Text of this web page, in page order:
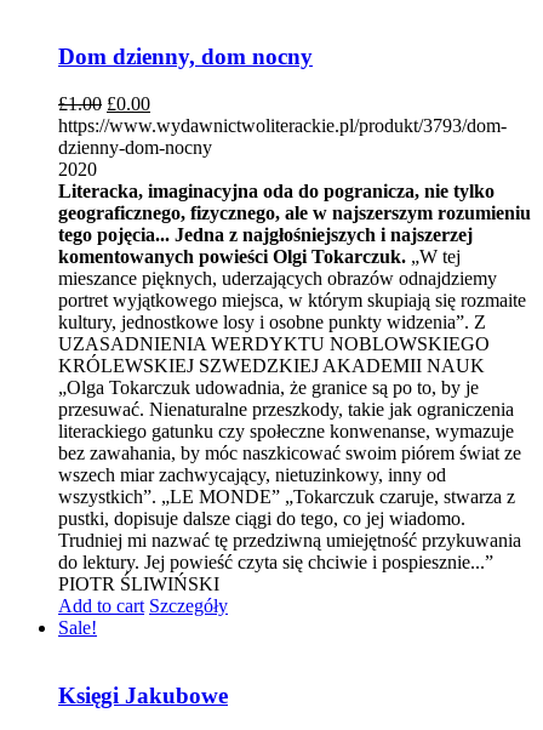
Dom dzienny, dom nocny
£1.00 £0.00
https://www.wydawnictwoliterackie.pl/produkt/3793/dom-
dzienny-dom-nocny
2020
Literacka, imaginacyjna oda do pogranicza, nie tylko
geograficznego, fizycznego, ale w najszerszym rozumieniu
tego pojęcia... Jedna z najgłośniejszych i najszerzej
komentowanych powieści Olgi Tokarczuk. „W tej
mieszance pięknych, uderzających obrazów odnajdziemy
portret wyjątkowego miejsca, w którym skupiają się rozmaite
kultury, jednostkowe losy i osobne punkty widzenia”. Z
UZASADNIENIA WERDYKTU NOBLOWSKIEGO
KRÓLEWSKIEJ SZWEDZKIEJ AKADEMII NAUK
„Olga Tokarczuk udowadnia, że granice są po to, by je
przesuwać. Nienaturalne przeszkody, takie jak ograniczenia
literackiego gatunku czy społeczne konwenanse, wymazuje
bez zawahania, by móc naszkicować swoim piórem świat ze
wszech miar zachwycający, nietuzinkowy, inny od
wszystkich”. „LE MONDE” „Tokarczuk czaruje, stwarza z
pustki, dopisuje dalsze ciągi do tego, co jej wiadomo.
Trudniej mi nazwać tę przedziwną umiejętność przykuwania
do lektury. Jej powieść czyta się chciwie i pospiesznie...”
PIOTR ŚLIWIŃSKI
Add to cart Szczegóły
Sale!
Księgi Jakubowe